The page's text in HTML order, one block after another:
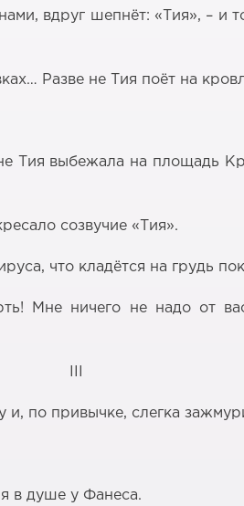
вдруг шепнёт: «Тия», – и
Разве не Тия поёт на
Тия выбежала на площадь
созвучие «Тия».
что кладётся на грудь
Мне ничего не надо от
по привычке, слегка
в душе у Фанеса.